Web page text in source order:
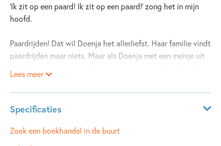
'Ik zit op een paard! Ik zit op een paard!' zong het in mijn
hoofd.
Paardrijden! Dat wil Doenja het allerliefst. Haar familie vindt
paardrijden maar niets. Maar als Doenja met een meisje uit
wil ze! Ze gaat in de manege werken in ruil voor
paardrijlessen. Gaandeweg behandelt haar vriendin echter
steeds meer als een stalmeisje...
Hoe ver ga je voor je grootste droom? En is er dan niemand
die voelt wat Doenja voelt? Of toch?
Lees meer
Specificaties
Leeftijdsindicatie: 10 - 12 jaar
Zoek een boekhandel in de buurt